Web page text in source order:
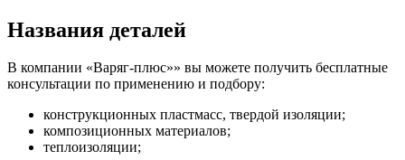
Названия деталей
В компании «Варяг-плюс»» вы можете получить бесплатные
консультации по применению и подбору:
конструкционных пластмасс, твердой изоляции;
композиционных материалов;
теплоизоляции;